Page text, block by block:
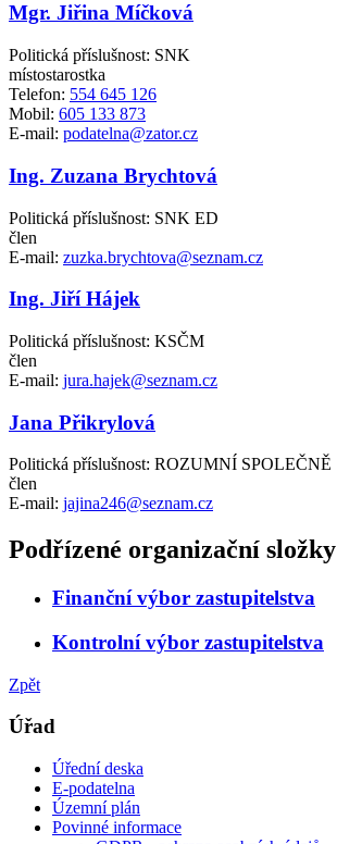
Mgr. Jiřina Míčková
Politická příslušnost: SNK
místostarostka
Telefon: 554 645 126
Mobil: 605 133 873
E-mail: podatelna@zator.cz
Ing. Zuzana Brychtová
Politická příslušnost: SNK ED
člen
E-mail: zuzka.brychtova@seznam.cz
Ing. Jiří Hájek
Politická příslušnost: KSČM
člen
E-mail: jura.hajek@seznam.cz
Jana Přikrylová
Politická příslušnost: ROZUMNÍ SPOLEČNĚ
člen
E-mail: jajina246@seznam.cz
Podřízené organizační složky
Finanční výbor zastupitelstva
Kontrolní výbor zastupitelstva
Zpět
Úřad
Úřední deska
E-podatelna
Územní plán
Povinné informace